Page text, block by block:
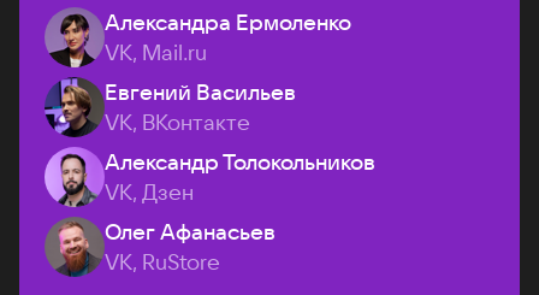
Александра Ермоленко
VK, Mail.ru
Евгений Васильев
VK, ВКонтакте
Александр Толокольников
VK, Дзен
Олег Афанасьев
VK, RuStore